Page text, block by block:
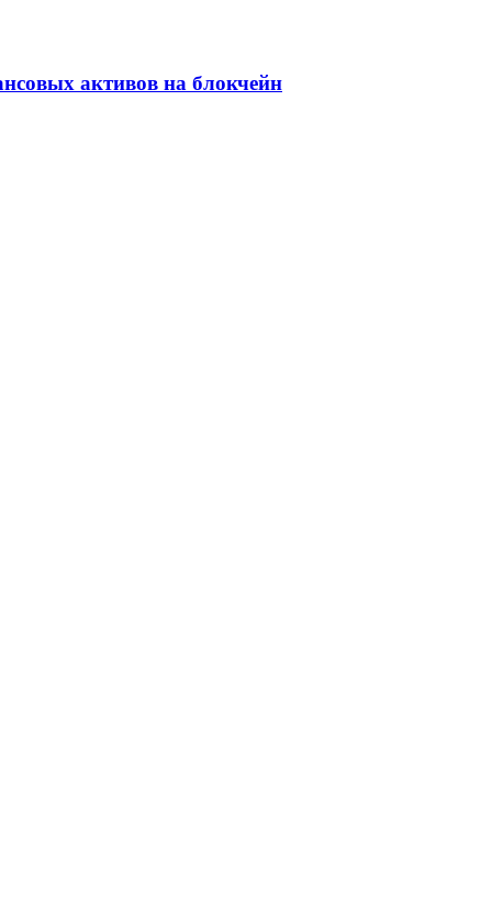
активов на блокчейн